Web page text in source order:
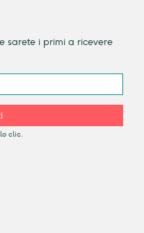
sarete i primi a ricevere
clic.